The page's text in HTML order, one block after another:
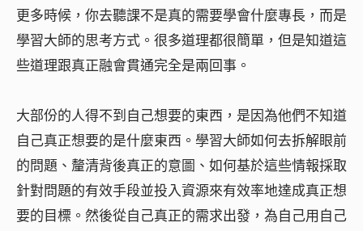
更多時候，你去聽課不是真的需要學會什麼專長，而是
學習大師的思考方式。很多道理都很簡單，但是知道這
些道理跟真正融會貫通完全是兩回事。
大部份的人得不到自己想要的東西，是因為他們不知道
自己真正想要的是什麼東西。學習大師如何去拆解眼前
的問題、釐清背後真正的意圖、如何基於這些情報採取
針對問題的有效手段並投入資源來有效率地達成真正想
要的目標。然後從自己真正的需求出發，為自己用自己